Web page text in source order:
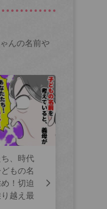
んの名前や
、時代
もの名
！切迫
越え最